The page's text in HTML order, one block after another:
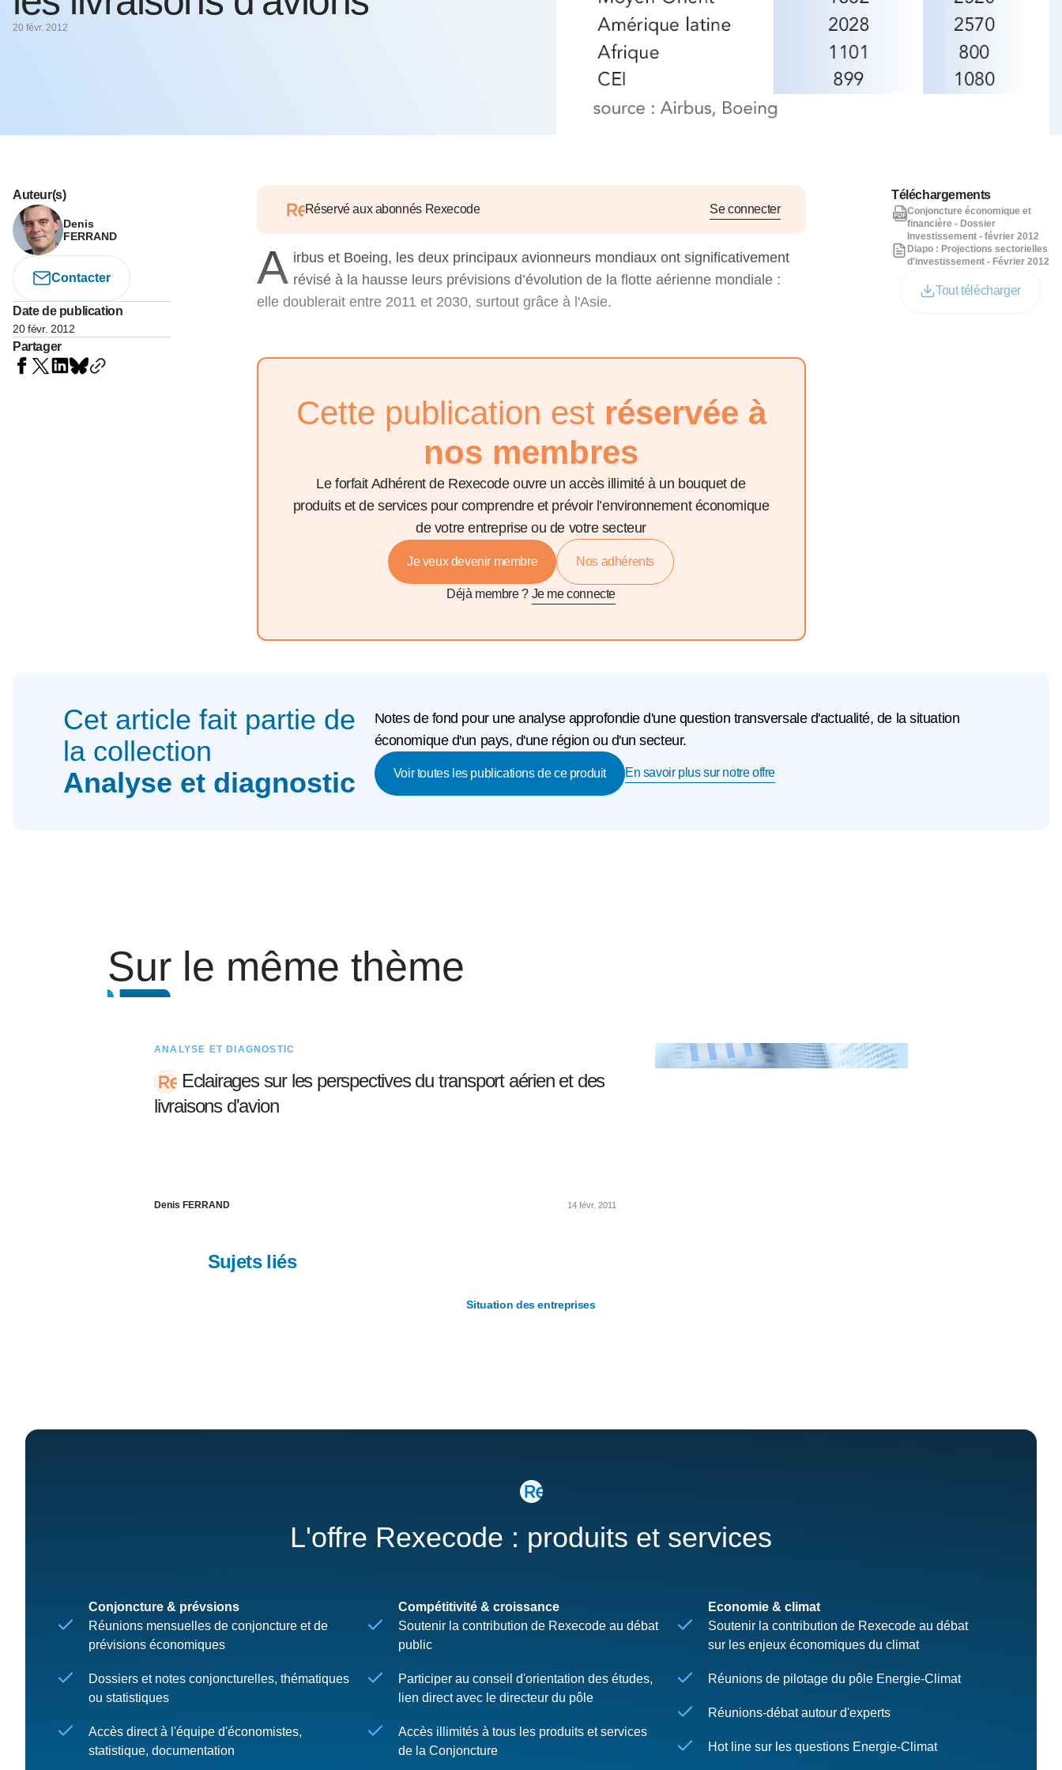
Voir tous les pays Voir tous les thèmes Voir tous les produits
Voir tous les économistes
l’Okavango
Voir toute la presse
d'Olivier Redoulès au Sénat pour
Rexecode
Mieux concilier décarbonation et
croissance économique dans la
stratégie climat
Voir toutes les instances
20 févr. 2012
Auteur(s)
Denis
FERRAND
Contacter
Date de publication
20 févr. 2012
Partager
Réservé aux abonnés Rexecode Se connecter
A irbus et Boeing, les deux principaux avionneurs mondiaux ont significativement
révisé à la hausse leurs prévisions d’évolution de la flotte aérienne mondiale :
elle doublerait entre 2011 et 2030, surtout grâce à l'Asie.
Cette publication est réservée à
nos membres
Le forfait Adhérent de Rexecode ouvre un accès illimité à un bouquet de
produits et de services pour comprendre et prévoir l’environnement économique
de votre entreprise ou de votre secteur
Je veux devenir membre Nos adhérents
Déjà membre ? Je me connecte
Téléchargements
Conjoncture économique et
financière - Dossier
Investissement - février 2012
Diapo : Projections sectorielles
d'investissement - Février 2012
Tout télécharger
Cet article fait partie de
la collection
Analyse et diagnostic
Notes de fond pour une analyse approfondie d'une question transversale d'actualité, de la situation
économique d'un pays, d'une région ou d'un secteur.
Voir toutes les publications de ce produit En savoir plus sur notre offre
Sur le même thème
ANALYSE ET DIAGNOSTIC
Eclairages sur les perspectives du transport aérien et des
livraisons d'avion
Denis FERRAND 14 févr. 2011
Sujets liés
Situation des entreprises
L'offre Rexecode : produits et services
Conjoncture & prévsions
Réunions mensuelles de conjoncture et de
prévisions économiques
Dossiers et notes conjoncturelles, thématiques
ou statistiques
Accès direct à l'équipe d'économistes,
statistique, documentation
Compétitivité & croissance
Soutenir la contribution de Rexecode au débat
public
Participer au conseil d'orientation des études,
lien direct avec le directeur du pôle
Accès illimités à tous les produits et services
de la Conjoncture
Economie & climat
Soutenir la contribution de Rexecode au débat
sur les enjeux économiques du climat
Réunions de pilotage du pôle Energie-Climat
Réunions-débat autour d'experts
Hot line sur les questions Energie-Climat